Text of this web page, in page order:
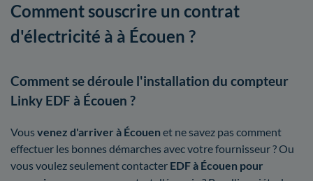
Comment souscrire un contrat
d'électricité à à Écouen ?
Comment se déroule l'installation du compteur
Linky EDF à Écouen ?
Vous venez d'arriver à Écouen et ne savez pas comment
effectuer les bonnes démarches avec votre fournisseur ? Ou
vous voulez seulement contacter EDF à Écouen pour